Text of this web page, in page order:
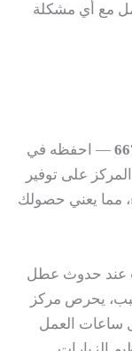
مع أي مشكلة
— احفظه في
على توفير
مما يعني حصولك
عند حدوث عطل
يحرص مركز
ساعات العمل